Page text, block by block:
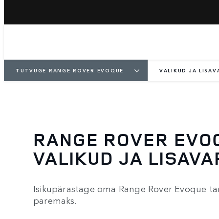
TUTVUGE RANGE ROVER EVOQUE VALIKUD JA
RANGE ROVER
VALIKUD JA
Isikupärastage oma Range Rover Evoque
paremaks.